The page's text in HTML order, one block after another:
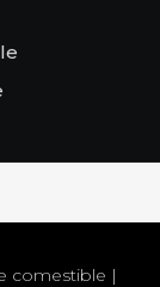
comestible |